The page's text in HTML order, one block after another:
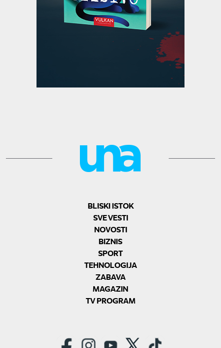
BLISKI ISTOK
SVE VESTI
NOVOSTI
BIZNIS
SPORT
TEHNOLOGIJA
ZABAVA
MAGAZIN
TV PROGRAM